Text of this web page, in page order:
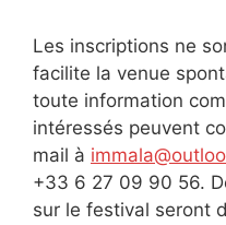
Les inscriptions ne
facilite la venue
toute information
intéressés peuvent
mail à
+33 6 27 09 90 56.
sur le festival seront